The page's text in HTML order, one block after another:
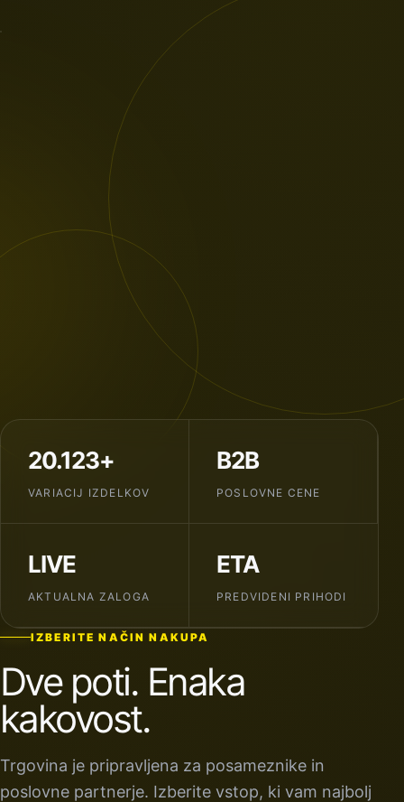
20.123+
VARIACIJ IZDELKOV
B2B
POSLOVNE CENE
LIVE
AKTUALNA ZALOGA
ETA
PREDVIDENI PRIHODI
IZBERITE NAČIN NAKUPA
Dve poti. Enaka
kakovost.
Trgovina je pripravljena za posameznike in
poslovne partnerje. Izberite vstop, ki vam najbolj